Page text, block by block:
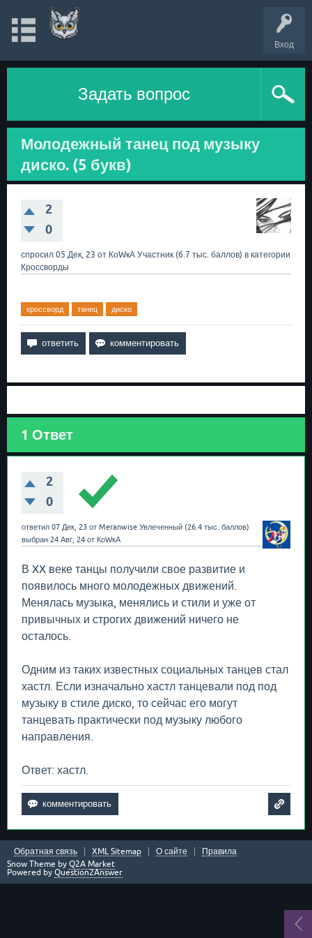
Вход
Задать вопрос
Молодежный танец под музыку
диско. (5 букв)
2
0
спросил 05 Дек, 23 от КоWкА Участник (6.7 тыс. баллов) в категории
Кроссворды
кроссворд танец диско
1 Ответ
2
0
ответил 07 Дек, 23 от Meranwise Увлеченный (26.4 тыс. баллов)
выбран 24 Авг, 24 от КоWкА
В XX веке танцы получили свое развитие и
появилось много молодежных движений.
Менялась музыка, менялись и стили и уже от
привычных и строгих движений ничего не
осталось.
Одним из таких известных социальных танцев стал
хастл. Если изначально хастл танцевали под под
музыку в стиле диско, то сейчас его могут
танцевать практически под музыку любого
направления.
Ответ: хастл.
Обратная связь XML Sitemap О сайте
Правила
Snow Theme by Q2A Market
Powered by Question2Answer